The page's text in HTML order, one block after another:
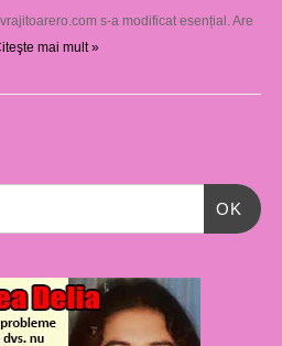
s-a modificat esențial. Are
mai mult »
OK